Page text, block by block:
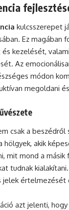
kulcsszerepet
Ez magában
kezelését,
Az
módon
megoldani
csak a beszédről
hölgyek, akik
mit mond a másik
tudnak kialakítani.
jelek értelmezését
azt jelenti,